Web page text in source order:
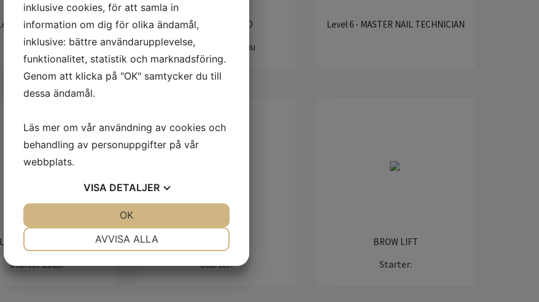
4 - SHAPE PRO
Start
Level 5 - FADE PRO
Inga datum just nu
Level 6 - MASTER NAIL TECHNICIAN
LASH & BROW LIFT
Starter 2025: Starter:
BROW LIFT
Starter:
inklusive cookies, för att samla in
information om dig för olika ändamål,
inklusive: bättre användarupplevelse,
funktionalitet, statistik och marknadsföring.
Genom att klicka på "OK" samtycker du till
dessa ändamål.
Läs mer om vår användning av cookies och
behandling av personuppgifter på vår
webbplats.
VISA DETALJER
AVVISA ALLA
OK